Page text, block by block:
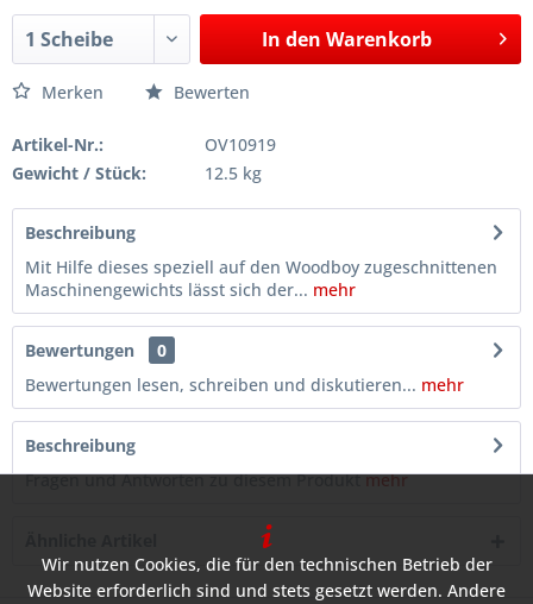
In den Warenkorb
Merken Bewerten
Artikel-Nr.:
OV10919
Gewicht / Stück:
12.5 kg
Beschreibung
Mit Hilfe dieses speziell auf den Woodboy zugeschnittenen
Maschinengewichts lässt sich der... mehr
Bewertungen
0
Bewertungen lesen, schreiben und diskutieren... mehr
Beschreibung
Fragen und Antworten zu diesem Produktmehr
Wir nutzen Cookies, die für den technischen Betrieb der
Website erforderlich sind und stets gesetzt werden. Andere